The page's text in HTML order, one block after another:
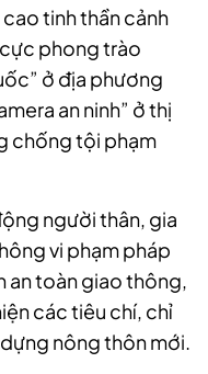
tinh thần cảnh
phong trào
ở địa phương
an ninh” ở thị
chống tội phạm
người thân, gia
vi phạm pháp
an toàn giao thông,
các tiêu chí, chỉ
nông thôn mới.